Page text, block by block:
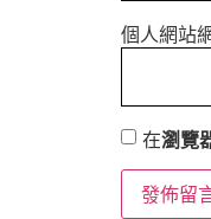
個人網站
在瀏覽